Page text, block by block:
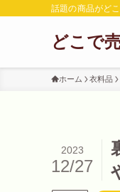
話題の商品がど
どこで
ホーム 衣料品
2023
12/27